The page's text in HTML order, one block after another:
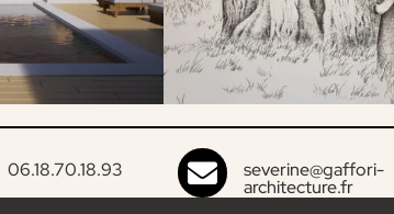
06.18.70.18.93  severine@gaffori-
architecture.fr